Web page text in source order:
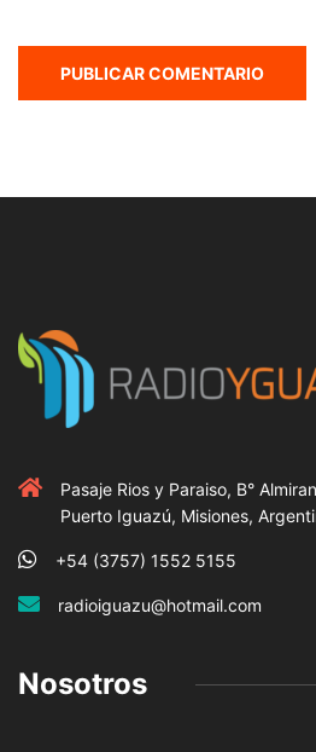
Pasaje Rios y Paraiso, B°
Puerto Iguazú, Misiones,
+54 (3757) 1552 5155
radioiguazu@hotmail.com
Nosotros